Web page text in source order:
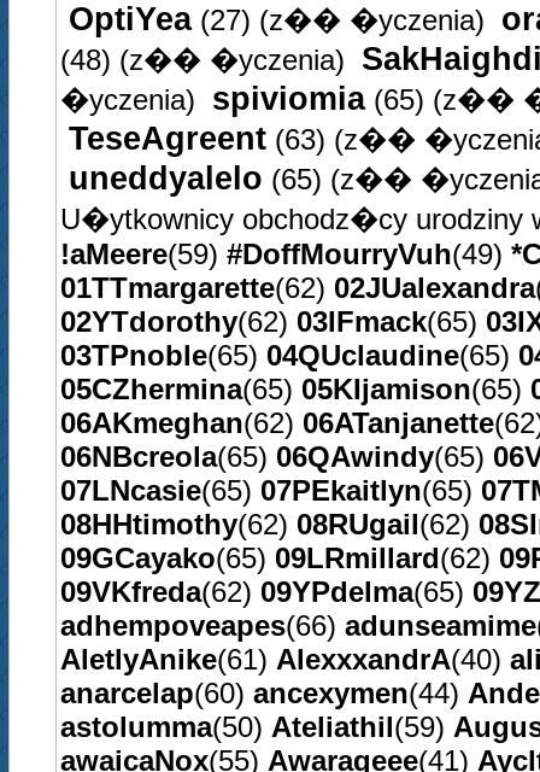
OptiYea(27) (z�� �yczenia)
(48) (z�� �yczenia)
�yczenia) spiviomia(65) (z��
TeseAgreent (63) (z��
uneddyalelo (65) (z��
U�ytkownicy obchodz�cy
!aMeere(59) #DoffMourryVuh(49)
01TTmargarette(62) 02JUalexandra
02YTdorothy(62) 03IFmack(65)
03TPnoble(65) 04QUclaudine(65)
05CZhermina(65) 05KIjamison(65)
06AKmeghan(62) 06ATanjanette
06NBcreola(65) 06QAwindy(65)
07LNcasie(65) 07PEkaitlyn(65)
08HHtimothy(62) 08RUgail(62)
09GCayako(65) 09LRmillard(62)
09VKfreda(62) 09YPdelma(65)
adhempoveapes(66) adunseamime
AletlyAnike(61) AlexxxandrA(40)
anarcelap(60) ancexymen(44)
astolumma(50) Ateliathil(59)
awaicaNox(55) Awarageee(41)